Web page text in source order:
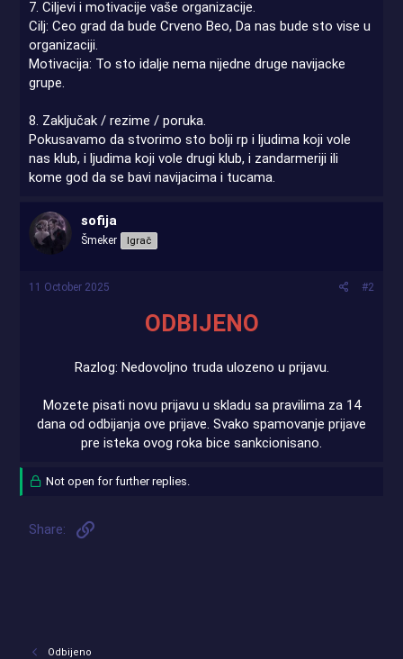
7. Ciljevi i motivacije vaše organizacije.
Cilj: Ceo grad da bude Crveno Beo, Da nas bude sto vise u
organizaciji.
Motivacija: To sto idalje nema nijedne druge navijacke
grupe.
8. Zaključak / rezime / poruka.
Pokusavamo da stvorimo sto bolji rp i ljudima koji vole
nas klub, i ljudima koji vole drugi klub, i zandarmeriji ili
kome god da se bavi navijacima i tucama.
sofija
Šmeker Igrač
11 October 2025 #2
ODBIJENO
Razlog: Nedovoljno truda ulozeno u prijavu.
Mozete pisati novu prijavu u skladu sa pravilima za 14
dana od odbijanja ove prijave. Svako spamovanje prijave
pre isteka ovog roka bice sankcionisano.​
Not open for further replies.
Share:
Odbijeno